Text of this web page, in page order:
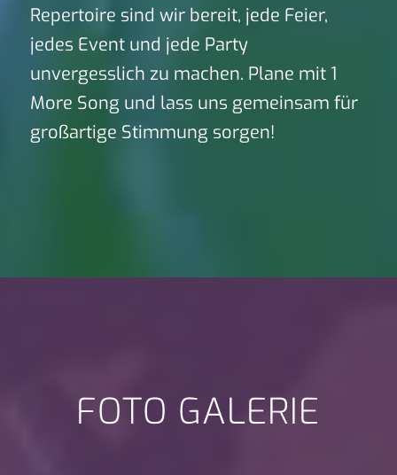
Repertoire sind wir bereit, jede Feier,
jedes Event und jede Party
unvergesslich zu machen. Plane mit 1
More Song und lass uns gemeinsam für
großartige Stimmung sorgen!
FOTO GALERIE